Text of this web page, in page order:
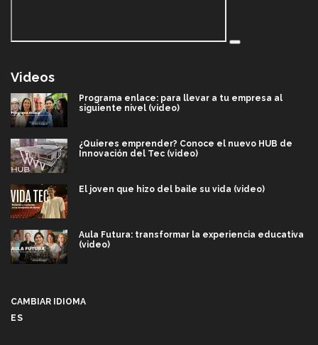
Videos
Programa enlace: para llevar a tu empresa al
siguiente nivel (video)
¿Quieres emprender? Conoce el nuevo HUB de
Innovación del Tec (video)
El joven que hizo del baile su vida (video)
Aula Futura: transformar la experiencia educativa
(video)
CAMBIAR IDIOMA
ES